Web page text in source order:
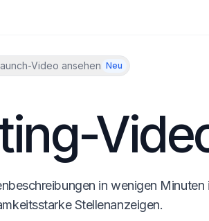
Video ansehen Neu
in wenigen Minuten
Stellenanzeigen.